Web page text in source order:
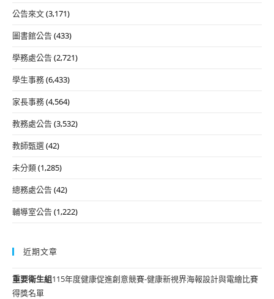
公告來文(3,171)
圖書館公告(433)
學務處公告(2,721)
學生事務(6,433)
家長事務(4,564)
教務處公告(3,532)
教師甄選(42)
未分類(1,285)
總務處公告(42)
輔導室公告(1,222)
近期文章
重要衛生組115年度健康促進創意競賽-健康新視界海報設計與電繪比賽
得獎名單